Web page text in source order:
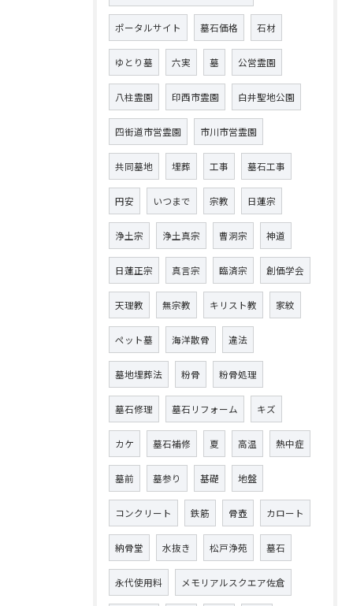
ポータルサイト 墓石価格 石材
ゆとり墓 六実 墓 公営霊園
八柱霊園 印西市霊園 白井聖地公園
四街道市営霊園 市川市営霊園
共同墓地 埋葬 工事 墓石工事
円安 いつまで 宗教 日蓮宗
浄土宗 浄土真宗 曹洞宗 神道
日蓮正宗 真言宗 臨済宗 創価学会
天理教 無宗教 キリスト教 家紋
ペット墓 海洋散骨 違法
墓地埋葬法 粉骨 粉骨処理
墓石修理 墓石リフォーム キズ
カケ 墓石補修 夏 高温 熱中症
墓前 墓参り 基礎 地盤
コンクリート 鉄筋 骨壺 カロート
納骨堂 水抜き 松戸浄苑 墓石
永代使用料 メモリアルスクエア佐倉